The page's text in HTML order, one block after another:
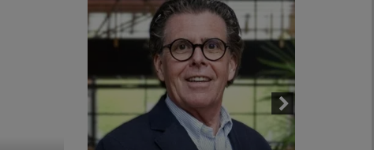
Next